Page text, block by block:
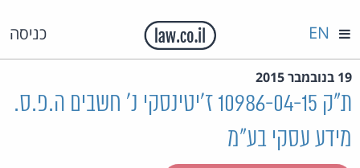
כניסה EN
19 בנובמבר 2015
ת"ק 10986-04-15 ז'יטינסקי נ' חשבים ה.פ.ס.
מידע עסקי בע"מ